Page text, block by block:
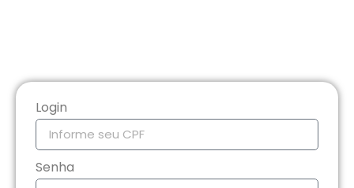
Login
Senha